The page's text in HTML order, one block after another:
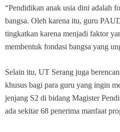
“Pendidikan anak usia dini adalah
bangsa. Oleh karena itu, guru
tingkatkan karena menjadi faktor
membentuk fondasi bangsa yang
Selain itu, UT Serang juga
khusus bagi para guru yang ingin
jenjang S2 di bidang Magister
ada sekitar 68 penerima manfaat